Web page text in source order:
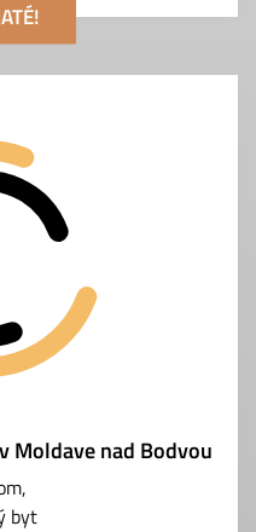
Moldave nad Bodvou
byt